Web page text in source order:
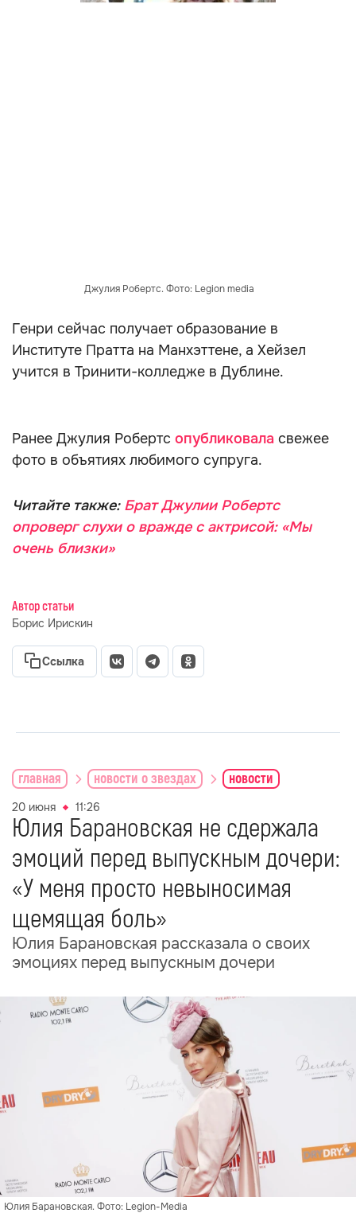
Джулия Робертс. Фото: Legion media
Генри сейчас получает образование в
Институте Пратта на Манхэттене, а Хейзел
учится в Тринити-колледже в Дублине.
Ранее Джулия Робертс опубликовала свежее
фото в объятиях любимого супруга.
Читайте также: Брат Джулии Робертс
опроверг слухи о вражде с актрисой: «Мы
очень близки»
Автор статьи
Борис Ирискин
Ссылка
главная новости о звездах новости
20 июня 11:26
Юлия Барановская не сдержала
эмоций перед выпускным дочери:
«У меня просто невыносимая
щемящая боль»
Юлия Барановская рассказала о своих
эмоциях перед выпускным дочери
Юлия Барановская. Фото: Legion-Media